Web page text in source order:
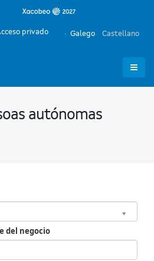
Galego Castellano
privado
autónomas
del negocio